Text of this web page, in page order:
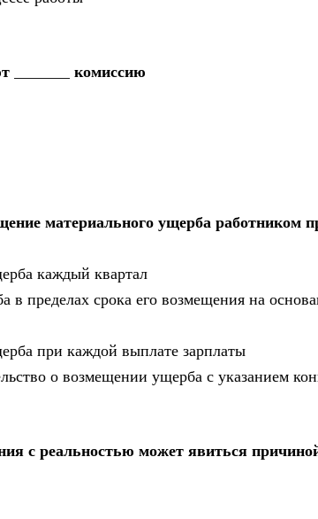
_______ комиссию
материального ущерба работником
каждый квартал
в пределах срока его возмещения на
при каждой выплате зарплаты
о возмещении ущерба с указанием
с реальностью может явиться